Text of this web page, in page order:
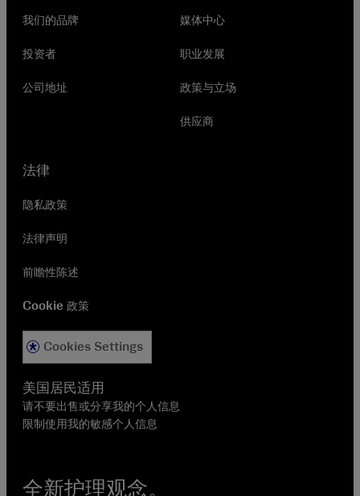
全新护理观念。
我们的品牌
投资者
公司地址
媒体中心
职业发展
政策与立场
供应商
法律
隐私政策
法律声明
前瞻性陈述
Cookie 政策
Cookies Settings
美国居民适用
请不要出售或分享我的个人信息
限制使用我的敏感个人信息